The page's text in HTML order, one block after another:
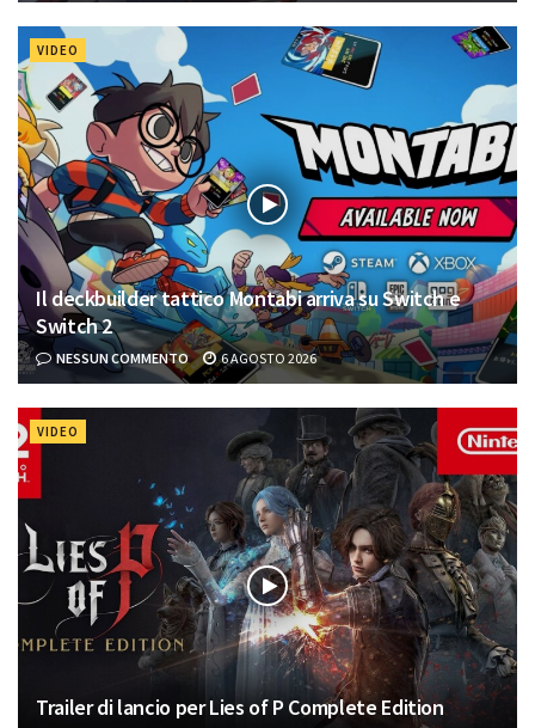
VIDEO
Il deckbuilder tattico Montabi arriva su Switch e
Switch 2
NESSUN COMMENTO 6 AGOSTO 2026
VIDEO
Trailer di lancio per Lies of P Complete Edition